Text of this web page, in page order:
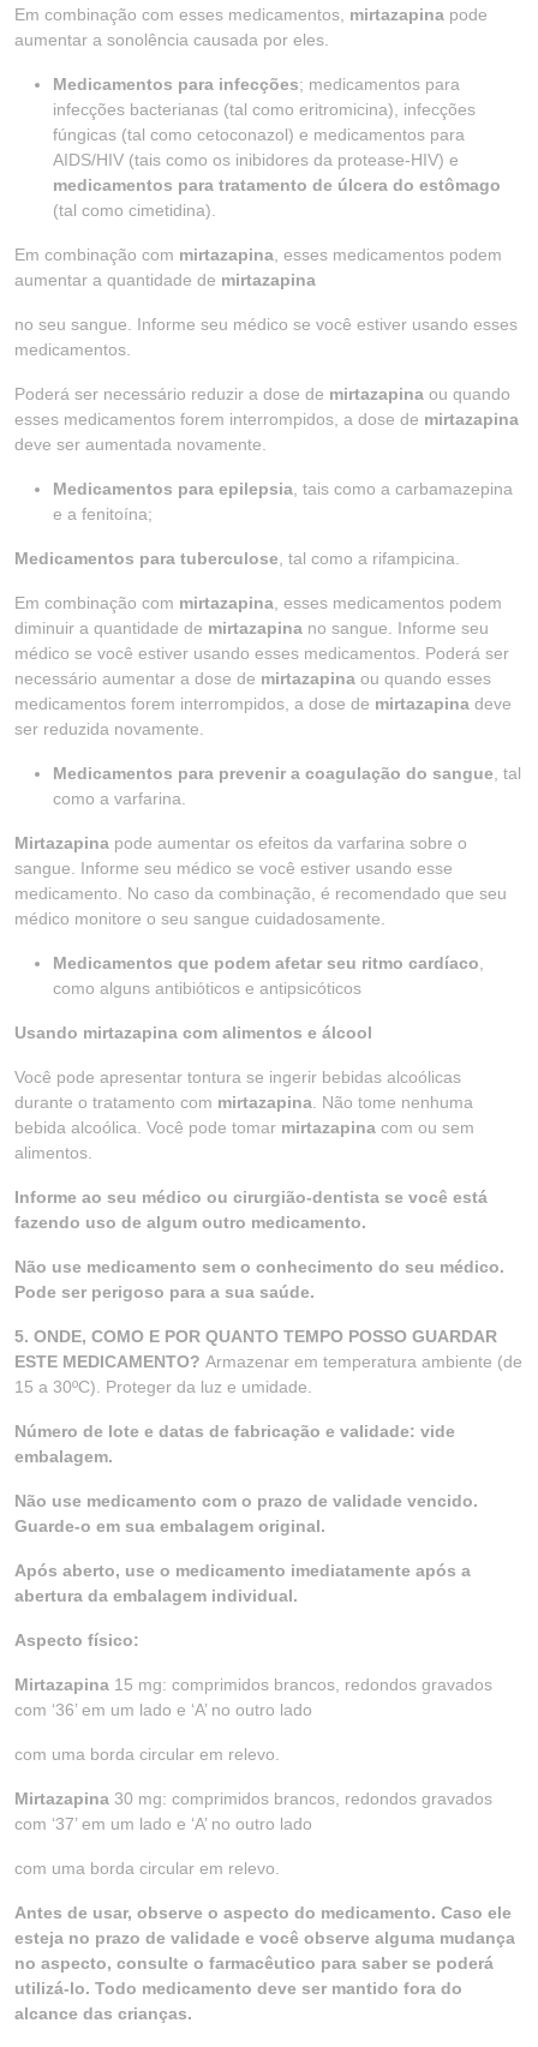
Em combinação com esses medicamentos, mirtazapina pode
aumentar a sonolência causada por eles.
Medicamentos para infecções; medicamentos para
infecções bacterianas (tal como eritromicina), infecções
fúngicas (tal como cetoconazol) e medicamentos para
AIDS/HIV (tais como os inibidores da protease-HIV) e
medicamentos para tratamento de úlcera do estômago
(tal como cimetidina).
Em combinação com mirtazapina , esses medicamentos podem
aumentar a quantidade de mirtazapina
no seu sangue. Informe seu médico se você estiver usando esses
medicamentos.
Poderá ser necessário reduzir a dose de mirtazapina ou quando
esses medicamentos forem interrompidos, a dose de mirtazapina
deve ser aumentada novamente.
Medicamentos para epilepsia , tais como a carbamazepina
e a fenitoína;
Medicamentos para tuberculose , tal como a rifampicina.
Em combinação com mirtazapina , esses medicamentos podem
diminuir a quantidade de mirtazapina no sangue. Informe seu
médico se você estiver usando esses medicamentos. Poderá ser
necessário aumentar a dose de mirtazapina ou quando esses
medicamentos forem interrompidos, a dose de mirtazapina deve
ser reduzida novamente.
Medicamentos para prevenir a coagulação do sangue , tal
como a varfarina.
Mirtazapina pode aumentar os efeitos da varfarina sobre o
sangue. Informe seu médico se você estiver usando esse
medicamento. No caso da combinação, é recomendado que seu
médico monitore o seu sangue cuidadosamente.
Medicamentos que podem afetar seu ritmo cardíaco
como alguns antibióticos e antipsicóticos
Usando mirtazapina com alimentos e álcool
Você pode apresentar tontura se ingerir bebidas alcoólicas
durante o tratamento com mirtazapina . Não tome nenhuma
bebida alcoólica. Você pode tomar mirtazapina com ou sem
alimentos.
Informe ao seu médico ou cirurgião-dentista se você está
fazendo uso de algum outro medicamento.
Não use medicamento sem o conhecimento do seu médico.
Pode ser perigoso para a sua saúde.
5. ONDE, COMO E POR QUANTO TEMPO POSSO GUARDAR
ESTE MEDICAMENTO? Armazenar em temperatura ambiente (de
15 a 30ºC). Proteger da luz e umidade.
Número de lote e datas de fabricação e validade: vide
embalagem.
Não use medicamento com o prazo de validade vencido.
Guarde-o em sua embalagem original.
Após aberto, use o medicamento imediatamente após a
abertura da embalagem individual.
Aspecto físico:
Mirtazapina 15 mg: comprimidos brancos, redondos gravados
com ‘36’ em um lado e ‘A’ no outro lado
com uma borda circular em relevo.
Mirtazapina 30 mg: comprimidos brancos, redondos gravados
com ‘37’ em um lado e ‘A’ no outro lado
com uma borda circular em relevo.
Antes de usar, observe o aspecto do medicamento. Caso ele
esteja no prazo de validade e você observe alguma mudança
no aspecto, consulte o farmacêutico para saber se poderá
utilizá-lo. Todo medicamento deve ser mantido fora do
alcance das crianças.